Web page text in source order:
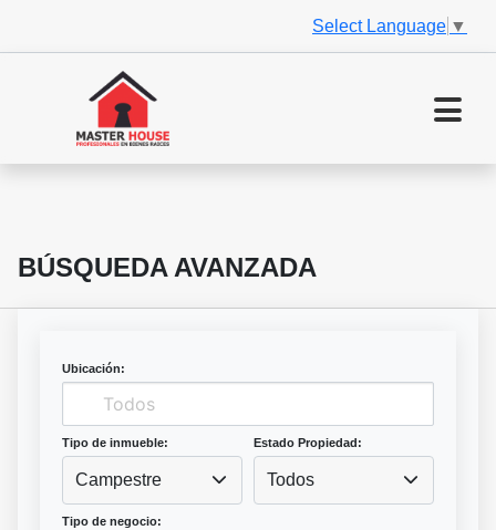
Select Language ▼
BÚSQUEDA AVANZADA
Ubicación:
Tipo de inmueble:
Campestre
Estado Propiedad:
Todos
Tipo de negocio: